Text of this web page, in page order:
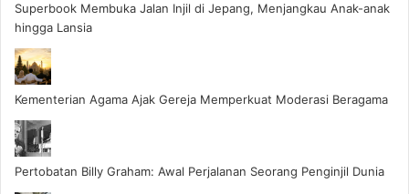
Superbook Membuka Jalan Injil di Jepang, Menjangkau Anak-anak
hingga Lansia
Kementerian Agama Ajak Gereja Memperkuat Moderasi Beragama
Pertobatan Billy Graham: Awal Perjalanan Seorang Penginjil Dunia